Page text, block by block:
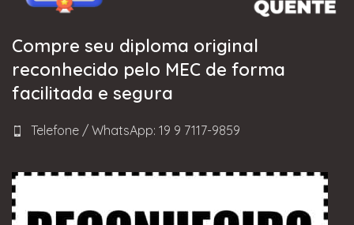
Compre seu diploma original
reconhecido pelo MEC de forma
facilitada e segura
Telefone / WhatsApp: 19 9 7117-9859